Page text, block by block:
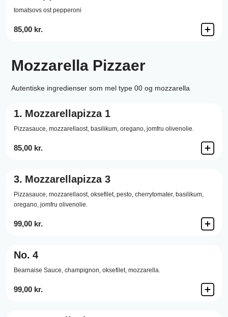
tomatsovs ost pepperoni
85,00 kr.
Mozzarella Pizzaer
Autentiske ingredienser som mel type 00 og mozzarella
1. Mozzarellapizza 1
Pizzasauce, mozzarellaost, basilikum, oregano, jomfru olivenolie.
85,00 kr.
3. Mozzarellapizza 3
Pizzasauce, mozzarellaost, oksefilet, pesto, cherrytomater, basilikum,
oregano, jomfru olivenolie.
99,00 kr.
No. 4
Bearnaise Sauce, champignon, oksefilet, mozzarella.
99,00 kr.